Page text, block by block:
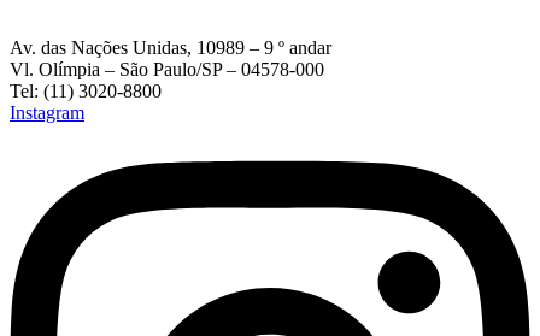
Av. das Nações Unidas, 10989 – 9 º andar
Vl. Olímpia – São Paulo/SP – 04578-000
Tel: (11) 3020-8800
Instagram